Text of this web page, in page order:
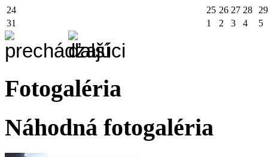
24
25 26 27 28
29
31
1 2 3 4 5
Fotogaléria
Náhodná fotogaléria